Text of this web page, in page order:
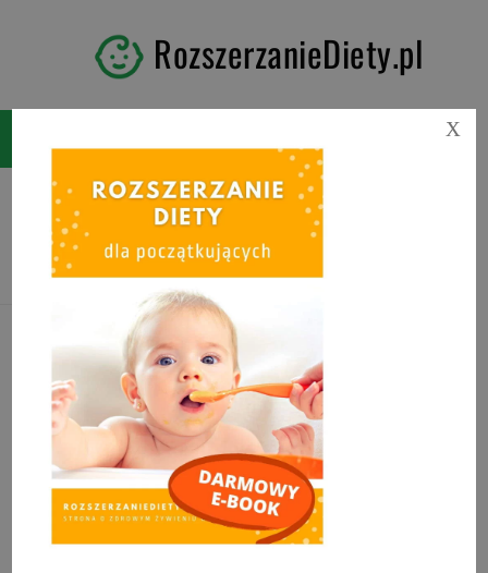
RozszerzanieDiety.pl
Tag:fotelik do karmienia
X